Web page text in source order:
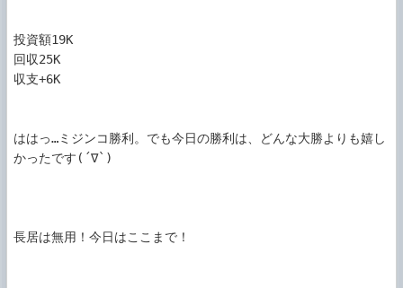
投資額19K
回収25K
収支+6K
ははっ…ミジンコ勝利。でも今日の勝利は、どんな大勝よりも嬉し
かったです(´∇`)
長居は無用！今日はここまで！